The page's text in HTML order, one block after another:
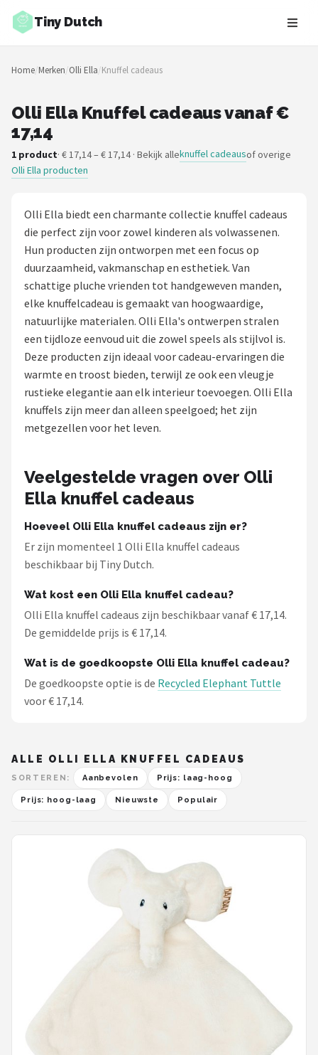
Tiny Dutch
Zoeken
NAVIGATIE
Merken
Blog
Knuffel Cadeaus
Babykleding Cadeaus
Blokken
Shop
POPULAIRE MERKEN
Jollein
Chouette-Chouette
Little Dutch
Happy Horse
FRIGG
Stokke
Done by Deer
Funnies.
Home/Merken/Olli Ella/Knuffel cadeaus
Olli Ella Knuffel cadeaus vanaf €
17,14
1 product· € 17,14 – € 17,14 · Bekijk alleknuffel cadeausof overige
Olli Ella producten
Olli Ella biedt een charmante collectie knuffel cadeaus
die perfect zijn voor zowel kinderen als volwassenen.
Hun producten zijn ontworpen met een focus op
duurzaamheid, vakmanschap en esthetiek. Van
schattige pluche vrienden tot handgeweven manden,
elke knuffelcadeau is gemaakt van hoogwaardige,
natuurlijke materialen. Olli Ella's ontwerpen stralen
een tijdloze eenvoud uit die zowel speels als stijlvol is.
Deze producten zijn ideaal voor cadeau-ervaringen die
warmte en troost bieden, terwijl ze ook een vleugje
rustieke elegantie aan elk interieur toevoegen. Olli Ella
knuffels zijn meer dan alleen speelgoed; het zijn
metgezellen voor het leven.
Veelgestelde vragen over Olli
Ella knuffel cadeaus
Hoeveel Olli Ella knuffel cadeaus zijn er?
Er zijn momenteel 1 Olli Ella knuffel cadeaus
beschikbaar bij Tiny Dutch.
Wat kost een Olli Ella knuffel cadeau?
Olli Ella knuffel cadeaus zijn beschikbaar vanaf € 17,14.
De gemiddelde prijs is € 17,14.
Wat is de goedkoopste Olli Ella knuffel cadeau?
De goedkoopste optie is de Recycled Elephant Tuttle
voor € 17,14.
ALLE OLLI ELLA KNUFFEL CADEAUS
SORTEREN: Aanbevolen Prijs: laag-hoog
Prijs: hoog-laag Nieuwste Populair